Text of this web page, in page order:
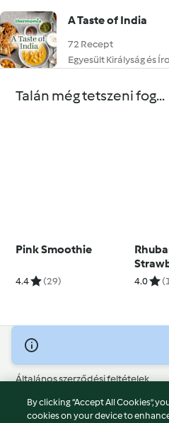
A Taste of India
72 Recept
Egyesült Királyság és
Talán még tetszeni fog...
Pink Smoothie
4.4 (29) 4.0
© Szerzői jog 2026
Általános szerződési feltételek
Adatvédelmi irányelvek
Jogi nyilatkozat
By clicking “Accept All Cookies”,
cookies on your device to